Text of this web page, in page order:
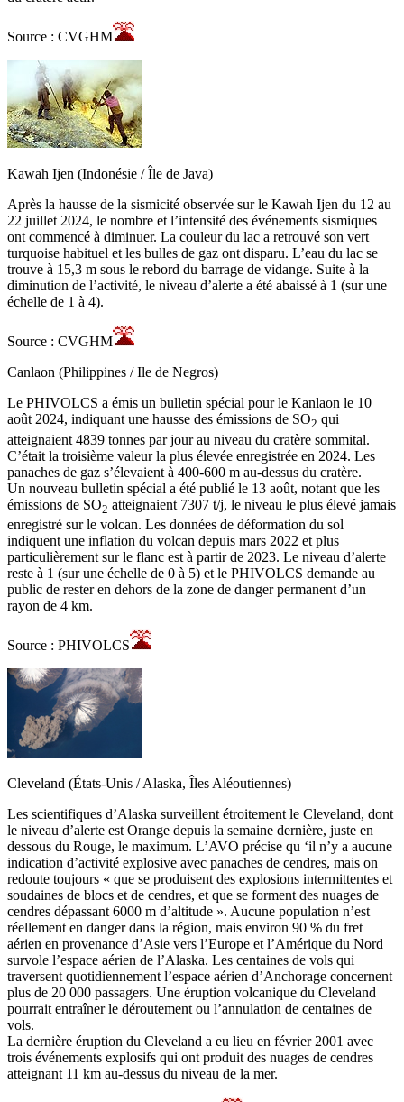
Source : CVGHM
Kawah Ijen (Indonésie / Île de Java)
Après la hausse de la sismicité observée sur le Kawah Ijen du 12 au
22 juillet 2024, le nombre et l’intensité des événements sismiques
ont commencé à diminuer. La couleur du lac a retrouvé son vert
turquoise habituel et les bulles de gaz ont disparu. L’eau du lac se
trouve à 15,3 m sous le rebord du barrage de vidange. Suite à la
diminution de l’activité, le niveau d’alerte a été abaissé à 1 (sur une
échelle de 1 à 4).
Source : CVGHM
Canlaon (Philippines / Ile de Negros)
Le PHIVOLCS a émis un bulletin spécial pour le Kanlaon le 10
août 2024, indiquant une hausse des émissions de SO2 qui
atteignaient 4839 tonnes par jour au niveau du cratère sommital.
C’était la troisième valeur la plus élevée enregistrée en 2024. Les
panaches de gaz s’élevaient à 400-600 m au-dessus du cratère.
Un nouveau bulletin spécial a été publié le 13 août, notant que les
émissions de SO2 atteignaient 7307 t/j, le niveau le plus élevé jamais
enregistré sur le volcan. Les données de déformation du sol
indiquent une inflation du volcan depuis mars 2022 et plus
particulièrement sur le flanc est à partir de 2023. Le niveau d’alerte
reste à 1 (sur une échelle de 0 à 5) et le PHIVOLCS demande au
public de rester en dehors de la zone de danger permanent d’un
rayon de 4 km.
Source : PHIVOLCS
Cleveland (États-Unis / Alaska, Îles Aléoutiennes)
Les scientifiques d’Alaska surveillent étroitement le Cleveland, dont
le niveau d’alerte est Orange depuis la semaine dernière, juste en
dessous du Rouge, le maximum. L’AVO précise qu ‘il n’y a aucune
indication d’activité explosive avec panaches de cendres, mais on
redoute toujours « que se produisent des explosions intermittentes et
soudaines de blocs et de cendres, et que se forment des nuages de
cendres dépassant 6000 m d’altitude ». Aucune population n’est
réellement en danger dans la région, mais environ 90 % du fret
aérien en provenance d’Asie vers l’Europe et l’Amérique du Nord
survole l’espace aérien de l’Alaska. Les centaines de vols qui
traversent quotidiennement l’espace aérien d’Anchorage concernent
plus de 20 000 passagers. Une éruption volcanique du Cleveland
pourrait entraîner le déroutement ou l’annulation de centaines de
vols.
La dernière éruption du Cleveland a eu lieu en février 2001 avec
trois événements explosifs qui ont produit des nuages de cendres
atteignant 11 km au-dessus du niveau de la mer.